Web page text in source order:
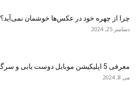
چرا از چهره خود در عکس‌ها خوشمان نمی‌آید؟
دسامبر 25, 2024
معرفی 5 اپلیکیشن موبایل دوست یابی و سرگرمی
می 8, 2024